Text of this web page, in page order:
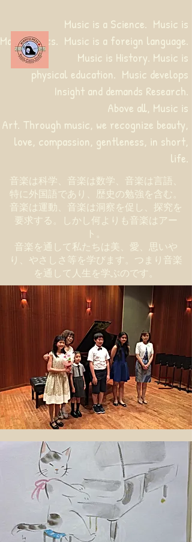
音楽は科学、音楽は数学、音楽は言語、
特に外国語であり、歴史の勉強を含む。
音楽は運動、音楽は洞察を促し、探究を
要求する。しかし何よりも音楽はアー
ト。
音楽を通して私たちは美、愛、思いや
り、やさしさ等を学びます。つまり音楽
を通して人生を学ぶのです。
Music is a Science. Music is
Mathematics. Music is a foreign language.
Music is History. Music is
physical education. Music develops
Insight and demands Research.
Above all, Music is
Art. Through music, we recognize beauty,
love, compassion, gentleness, in short,
life.